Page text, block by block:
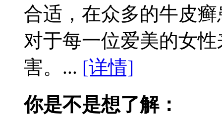
合适，在众多的牛皮
对于每一位爱美的女
害。... [详情]
你是不是想了解：